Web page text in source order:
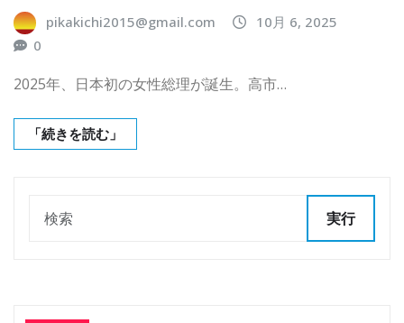
pikakichi2015@gmail.com
10月 6, 2025
0
2025年、日本初の女性総理が誕生。高市…
「続きを読む」
実行